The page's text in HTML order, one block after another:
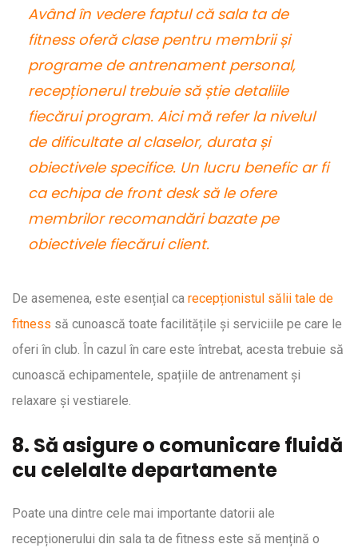
Având în vedere faptul că sala ta de
fitness oferă clase pentru membrii și
programe de antrenament personal,
recepționerul trebuie să știe detaliile
fiecărui program. Aici mă refer la nivelul
de dificultate al claselor, durata și
obiectivele specifice. Un lucru benefic ar fi
ca echipa de front desk să le ofere
membrilor recomandări bazate pe
obiectivele fiecărui client.
De asemenea, este esențial ca recepționistul sălii tale de
fitness să cunoască toate facilitățile și serviciile pe care le
oferi în club. În cazul în care este întrebat, acesta trebuie să
cunoască echipamentele, spațiile de antrenament și
relaxare și vestiarele.
8. Să asigure o comunicare fluidă
cu celelalte departamente
Poate una dintre cele mai importante datorii ale
recepționerului din sala ta de fitness este să mențină o